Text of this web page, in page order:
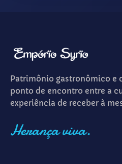
Patrimônio gastronômico e
ponto de encontro entre a
experiência de receber à
Herança viva.